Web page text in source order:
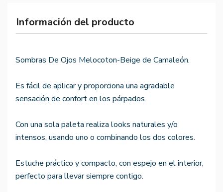
Información del producto
Sombras De Ojos Melocoton-Beige de Camaleón.
Es fácil de aplicar y proporciona una agradable
sensación de confort en los párpados.
Con una sola paleta realiza looks naturales y/o
intensos, usando uno o combinando los dos colores.
Estuche práctico y compacto, con espejo en el interior,
perfecto para llevar siempre contigo.